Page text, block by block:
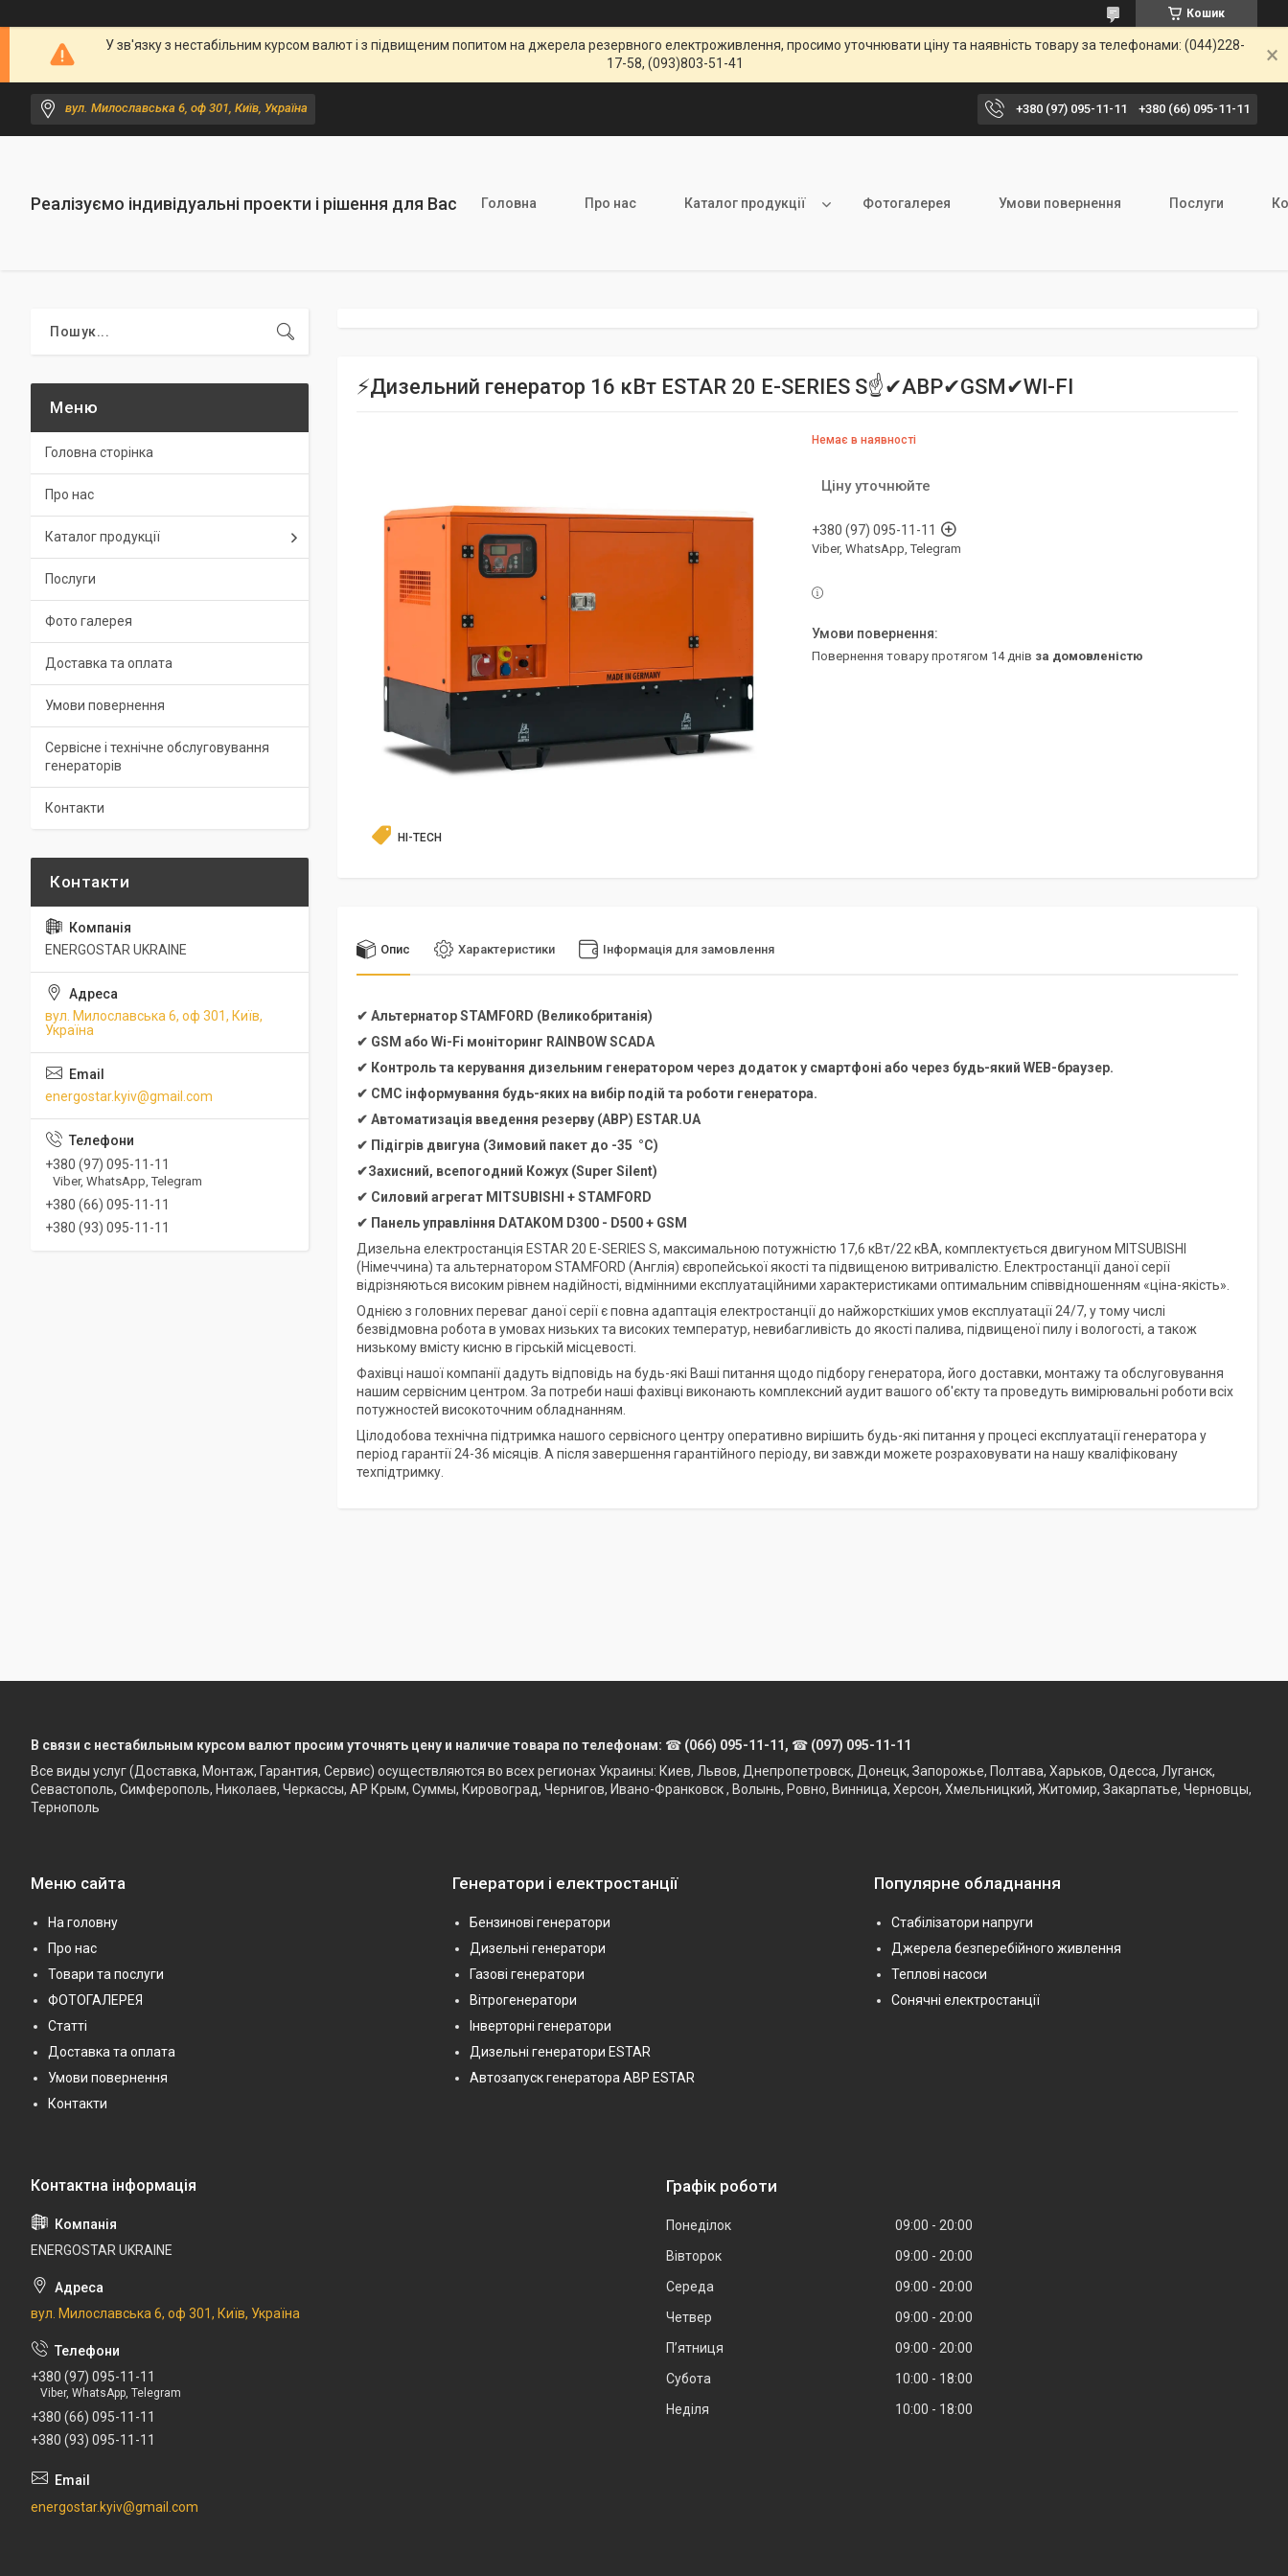
Кошик
У зв'язку з нестабільним курсом валют і з підвищеним попитом на джерела резервного електроживлення, просимо уточнювати ціну та наявність товару за телефонами: (044)228-
17-58, (093)803-51-41
вул. Милославська 6, оф 301, Київ, Україна +380 (97) 095-11-11 +380 (66) 095-11-11
Реалізуємо індивідуальні проекти і рішення для Вас Головна Про нас Каталог продукції Фотогалерея Умови повернення Послуги
⚡️Дизельний генератор 16 кВт ESTAR 20 E-SERIES S☝✔АВР✔GSM✔WI-FI
HI-TECH
Немає в наявності
Ціну уточнюйте
+380 (97) 095-11-11
Viber, WhatsApp, Telegram
повернення товару протягом 14 днів за домовленістю
Опис Характеристики Інформація для замовлення
✔ Альтернатор STAMFORD (Великобританія)
✔ GSM або Wi-Fi моніторинг RAINBOW SCADA
✔ Контроль та керування дизельним генератором через додаток у смартфоні або через будь-який WEB-браузер.
✔ СМС інформування будь-яких на вибір подій та роботи генератора.
✔ Автоматизація введення резерву (АВР) ESTAR.UA
✔ Підігрів двигуна (Зимовий пакет до -35 °C)
✔Захисний, всепогодний Кожух (Super Silent)
✔ Силовий агрегат MITSUBISHI +STAMFORD
✔ Панель управління DATAKOM D300 - D500 + GSM
Дизельна електростанція ESTAR 20 E-SERIES S, максимальною потужністю 17,6 кВт/22 кВА, комплектується двигуном MITSUBISHI
(Німеччина) та альтернатором STAMFORD (Англія) європейської якості та підвищеною витривалістю. Електростанції даної серії
відрізняються високим рівнем надійності, відмінними експлуатаційними характеристиками оптимальним співвідношенням «ціна-якість».
Однією з головних переваг даної серії є повна адаптація електростанції до найжорсткіших умов експлуатації 24/7, у тому числі
безвідмовна робота в умовах низьких та високих температур, невибагливість до якості палива, підвищеної пилу і вологості, а також
низькому вмісту кисню в гірській місцевості.
Фахівці нашої компанії дадуть відповідь на будь-які Ваші питання щодо підбору генератора, його доставки, монтажу та обслуговування
нашим сервісним центром. За потреби наші фахівці виконають комплексний аудит вашого об'єкту та проведуть вимірювальні роботи всіх
потужностей високоточним обладнанням.
Цілодобова технічна підтримка нашого сервісного центру оперативно вирішить будь-які питання у процесі експлуатації генератора у
період гарантії 24-36 місяців. А після завершення гарантійного періоду, ви завжди можете розраховувати на нашу кваліфіковану
техпідтримку.
Головна сторінка
Про нас
Каталог продукції
Послуги
Фото галерея
Доставка та оплата
Умови повернення
Сервісне і технічне обслуговування
генераторів
Контакти
ENERGOSTAR UKRAINE
вул. Милославська 6, оф 301, Київ,
Україна
energostar.kyiv@gmail.com
+380 (97) 095-11-11
Viber, WhatsApp, Telegram
+380 (66) 095-11-11
+380 (93) 095-11-11
В связи с нестабильным курсом валют просим уточнять цену и наличие товара по телефонам: ☎ (066) 095-11-11, ☎ (097) 095-11-11
Все виды услуг (Доставка, Монтаж, Гарантия, Сервис) осуществляются во всех регионах Украины: Киев, Львов, Днепропетровск, Донецк, Запорожье, Полтава, Харьков, Одесса, Луганск,
Севастополь, Симферополь, Николаев, Черкассы, АР Крым, Суммы, Кировоград, Чернигов, Ивано-Франковск , Волынь, Ровно, Винница, Херсон, Хмельницкий, Житомир, Закарпатье, Черновцы,
Тернополь
Меню сайта
На головну
Про нас
Товари та послуги
ФОТОГАЛЕРЕЯ
Статті
Доставка та оплата
Умови повернення
Контакти
Генератори і електростанції
Бензинові генератори
Дизельні генератори
Газові генератори
Вітрогенератори
Інверторні генератори
Дизельні генератори ESTAR
Автозапуск генератора АВР ESTAR
Популярне обладнання
Стабілізатори напруги
Джерела безперебійного живлення
Теплові насоси
Сонячні електростанції
ENERGOSTAR UKRAINE
вул. Милославська 6, оф 301, Київ, Україна
+380 (97) 095-11-11
Viber, WhatsApp, Telegram
+380 (66) 095-11-11
+380 (93) 095-11-11
energostar.kyiv@gmail.com
Графік роботи
Понеділок 09:00
20:00
Вівторок
09:00
20:00
Середа
09:00
20:00
Четвер
09:00
20:00
Пʼятниця
09:00
20:00
Субота
10:00
18:00
Неділя
10:00 18:00